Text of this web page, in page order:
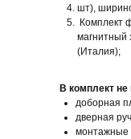
шт),
Комплект
магнитный
(Италия);
В комплект не
доборная
дверная
монтажные